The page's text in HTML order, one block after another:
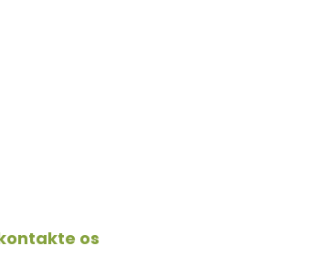
os